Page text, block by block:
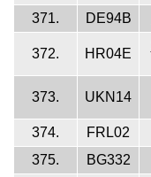
371. DE94B
372. HR04E
373. UKN14
374. FRL02
375.
BG332